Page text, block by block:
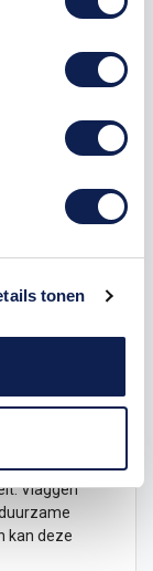
tonen
Vlaggen
kan deze